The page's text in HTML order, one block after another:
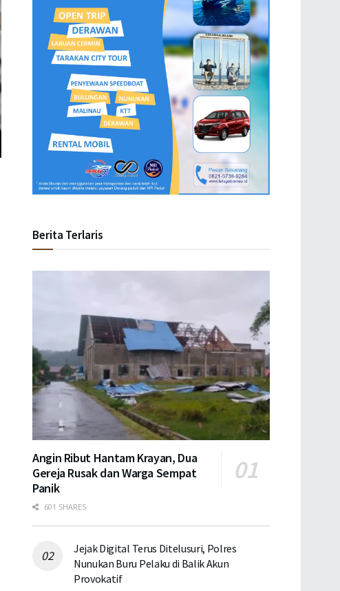
Berita Terlaris
Angin Ribut Hantam Krayan, Dua
Gereja Rusak dan Warga Sempat
Panik
601 SHARES
Jejak Digital Terus Ditelusuri, Polres
Nunukan Buru Pelaku di Balik Akun
Provokatif